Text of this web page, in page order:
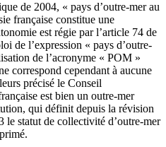
de 2004, « pays d’outre-mer au
française constitue une
est régie par l’article 74 de
de l’expression « pays d’outre-
de l’acronyme « POM »
correspond cependant à aucune
précisé le Conseil
est bien un outre-mer
qui définit depuis la révision
le statut de collectivité d’outre-mer